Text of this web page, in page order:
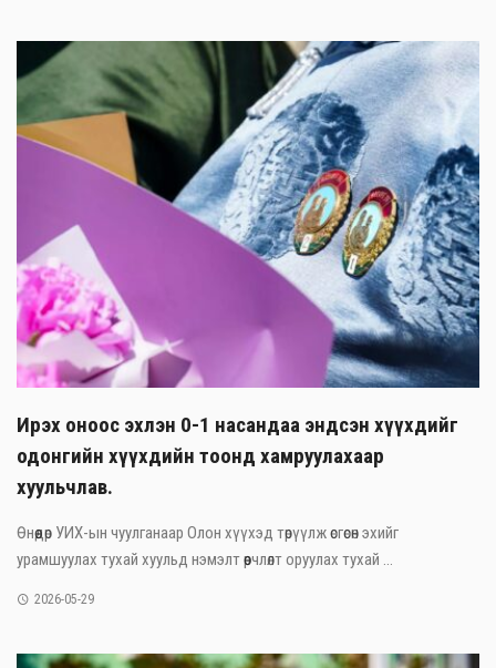
Ирэх оноос эхлэн 0-1 насандаа эндсэн хүүхдийг
одонгийн хүүхдийн тоонд хамруулахаар
хуульчлав.
Өнөөдөр УИХ-ын чуулганаар Олон хүүхэд төрүүлж өсгөсөн эхийг
урамшуулах тухай хуульд нэмэлт өөрчлөлт оруулах тухай ...
2026-05-29